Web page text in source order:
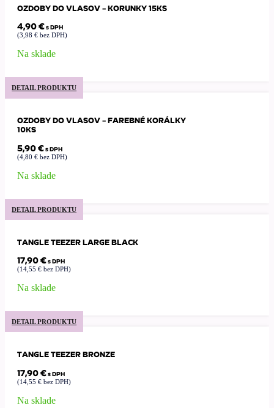
OZDOBY DO VLASOV – KORUNKY 15KS
4,90€s DPH
(3,98 € bez DPH)
Na sklade
DETAIL PRODUKTU
OZDOBY DO VLASOV – FAREBNÉ KORÁLKY
10KS
5,90€s DPH
(4,80 € bez DPH)
Na sklade
DETAIL PRODUKTU
TANGLE TEEZER LARGE BLACK
17,90€s DPH
(14,55 € bez DPH)
Na sklade
DETAIL PRODUKTU
TANGLE TEEZER BRONZE
17,90€s DPH
(14,55 € bez DPH)
Na sklade